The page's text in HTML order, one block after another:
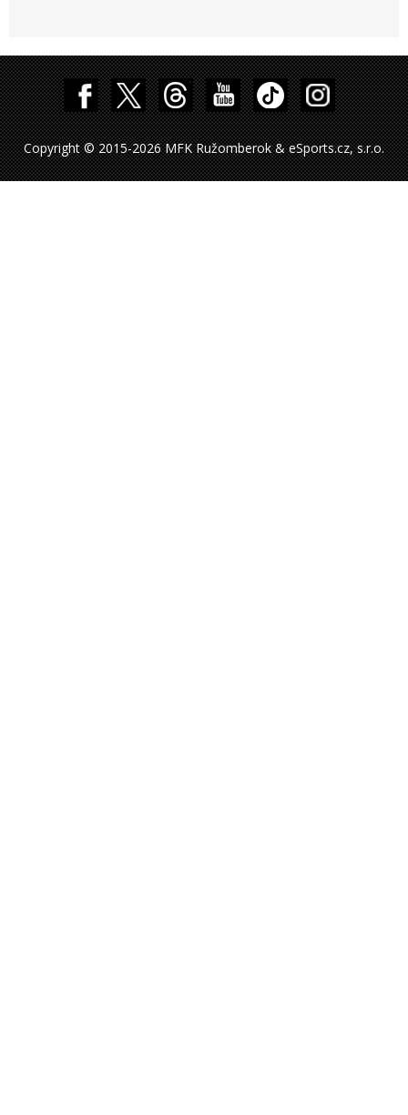
Copyright © 2015-2026 MFK Ružomberok & eSports.cz, s.r.o.